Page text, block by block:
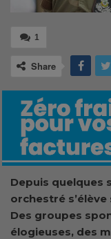
1
Share
Depuis quelques
orchestré
Des groupes
élogieuses, des